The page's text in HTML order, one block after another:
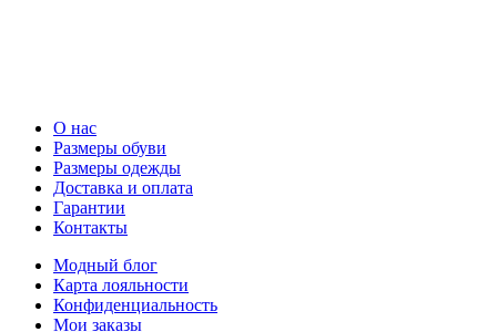
О нас
Размеры обуви
Размеры одежды
Доставка и оплата
Гарантии
Контакты
Модный блог
Карта лояльности
Конфиденциальность
Мои заказы